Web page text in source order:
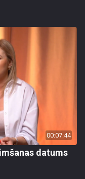
00:07:44
datums